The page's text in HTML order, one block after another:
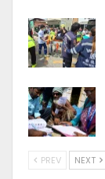
PREV NEXT